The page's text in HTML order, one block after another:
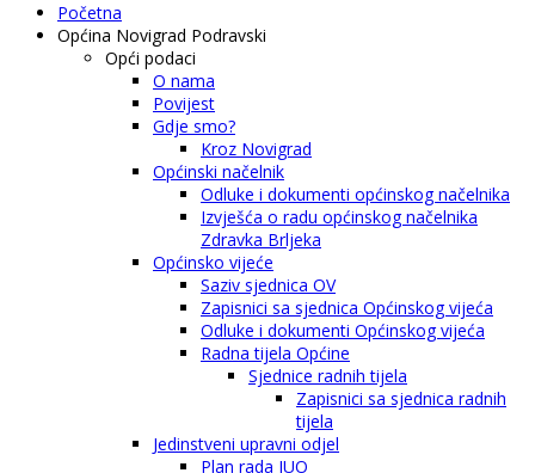
Početna
Općina Novigrad Podravski
Opći podaci
O nama
Povijest
Gdje smo?
Kroz Novigrad
Općinski načelnik
Odluke i dokumenti općinskog načelnika
Izvješća o radu općinskog načelnika
Zdravka Brljeka
Općinsko vijeće
Saziv sjednica OV
Zapisnici sa sjednica Općinskog vijeća
Odluke i dokumenti Općinskog vijeća
Radna tijela Općine
Sjednice radnih tijela
Zapisnici sa sjednica radnih
tijela
Jedinstveni upravni odjel
Plan rada JUO